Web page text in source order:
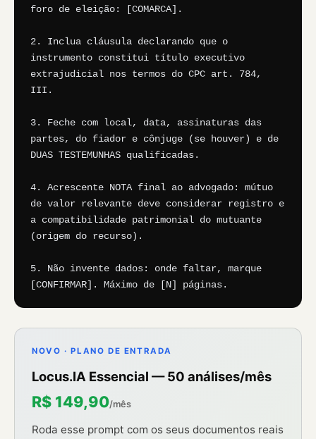
foro de eleição: [COMARCA].
2. Inclua cláusula declarando que o
instrumento constitui título executivo
extrajudicial nos termos do CPC art. 784,
III.
3. Feche com local, data, assinaturas das
partes, do fiador e cônjuge (se houver) e de
DUAS TESTEMUNHAS qualificadas.
4. Acrescente NOTA final ao advogado: mútuo
de valor relevante deve considerar registro e
a compatibilidade patrimonial do mutuante
(origem do recurso).
5. Não invente dados: onde faltar, marque
[CONFIRMAR]. Máximo de [N] páginas.
NOVO · PLANO DE ENTRADA
Locus.IA Essencial — 50 análises/mês
R$ 149,90/mês
Roda esse prompt com os seus documentos reais